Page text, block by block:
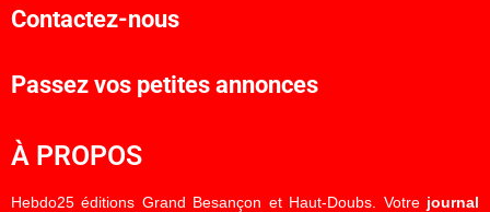
Contactez-nous
Passez vos petites annonces
À PROPOS
Hebdo25 éditions Grand Besançon et Haut-Doubs. Votre journal